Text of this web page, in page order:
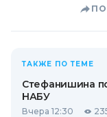
ТАКЖЕ ПО ТЕМЕ
Стефанишина
НАБУ
Вчера 12:30